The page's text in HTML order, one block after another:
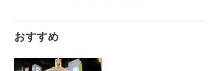
おすすめ